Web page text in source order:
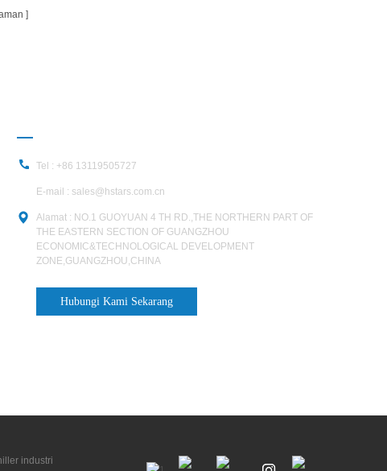
Tel : +86 13119505727
E-mail : sales@hstars.com.cn
Alamat : NO.1 GUOYUAN 4 TH RD.,THE NORTHERN PART OF
THE EASTERN SECTION OF GUANGZHOU
ECONOMIC&TECHNOLOGICAL DEVELOPMENT
ZONE,GUANGZHOU,CHINA
Hubungi Kami Sekarang
industri